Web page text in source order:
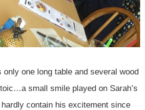
only one long table and several wood
small smile played on Sarah’s
contain his excitement since